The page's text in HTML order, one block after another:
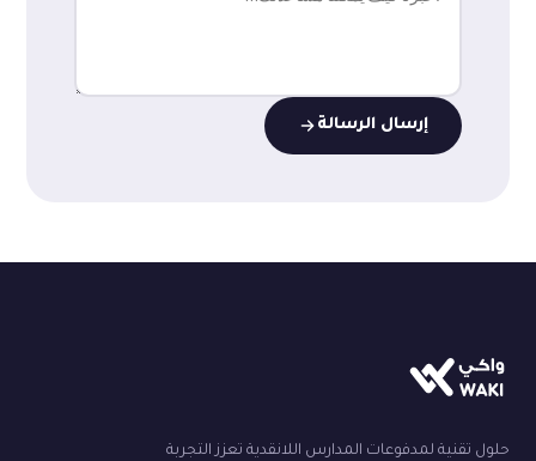
إرسال الرسالة
حلول تقنية لمدفوعات المدارس اللانقدية تعزز التجربة